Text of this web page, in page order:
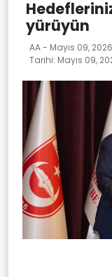
yürüyün
AA - Mayıs 09,
Tarihi: Mayıs 09,